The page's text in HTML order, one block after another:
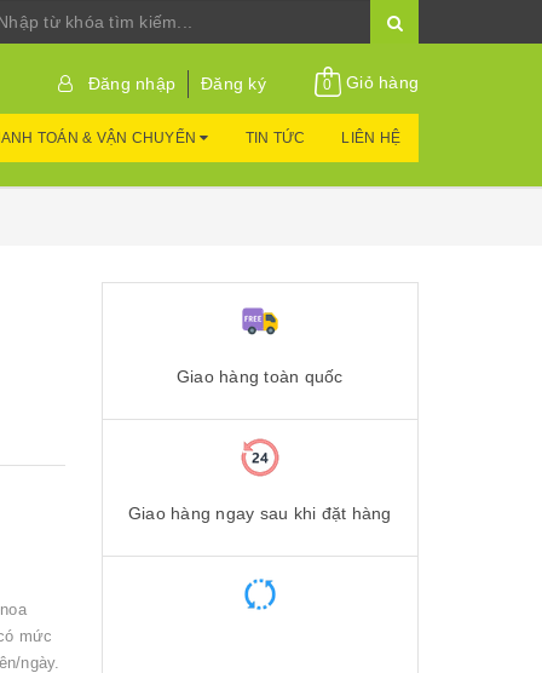
Đăng nhập Đăng ký 0 Giỏ hàng
TOÁN & VẬN CHUYỂN TIN TỨC LIÊN HỆ
mức
ngày.
Giao hàng toàn quốc
Giao hàng ngay sau khi đặt hàng